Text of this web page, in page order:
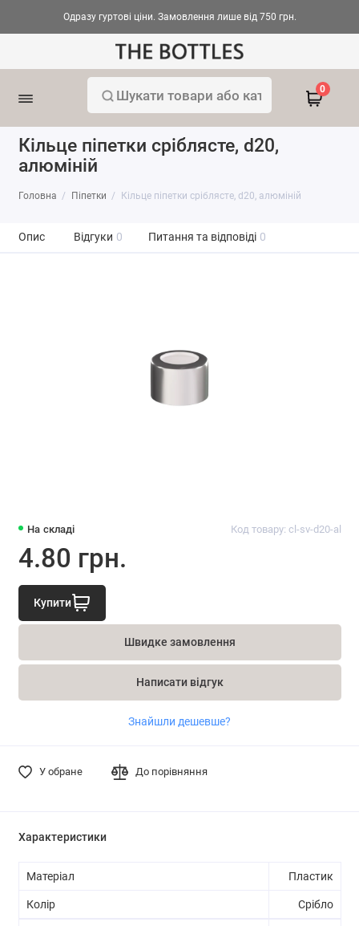
Одразу гуртові ціни. Замовлення лише від 750 грн.
0
Кільце піпетки сріблясте, d20,
алюміній
Головна Піпетки Кільце піпетки сріблясте, d20, алюміній
Опис Відгуки 0 Питання та відповіді 0
На складі Код товару: cl-sv-d20-al
4.80 грн.
Купити
Швидке замовлення
Написати відгук
Знайшли дешевше?
У обране До порівняння
Характеристики
Матеріал Пластик
Колір Срібло